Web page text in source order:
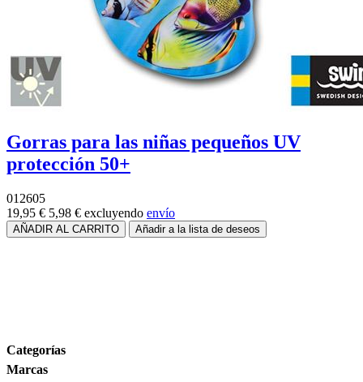
Gorras para las niñas pequeños UV
protección 50+
012605
19,95 € 5,98 € excluyendo envío
Categorías
Marcas